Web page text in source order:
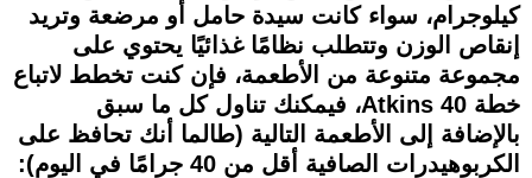
كيلوجرام، سواء كانت سيدة حامل أو مرضعة وتريد
إنقاص الوزن وتتطلب نظامًا غذائيًا يحتوي على
مجموعة متنوعة من الأطعمة، فإن كنت تخطط لاتباع
خطة Atkins 40، فيمكنك تناول كل ما سبق
بالإضافة إلى الأطعمة التالية (طالما أنك تحافظ على
الكربوهيدرات الصافية أقل من 40 جرامًا في اليوم):